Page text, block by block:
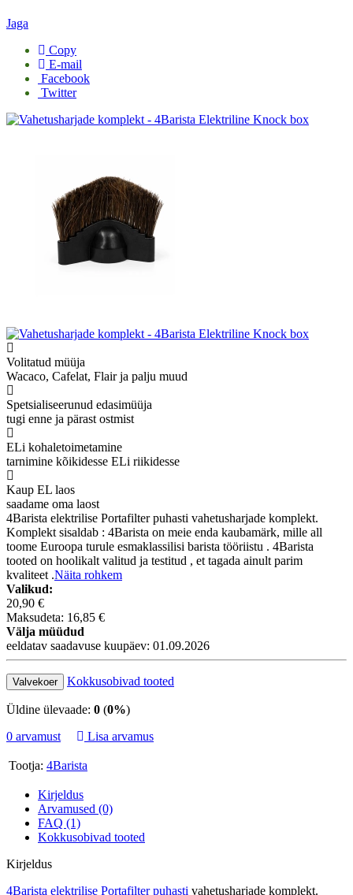
Jaga
Copy
E-mail
Facebook
Twitter
Volitatud müüja
Wacaco, Cafelat, Flair ja palju muud
Spetsialiseerunud edasimüüja
tugi enne ja pärast ostmist
ELi kohaletoimetamine
tarnimine kõikidesse ELi riikidesse
Kaup EL laos
saadame oma laost
4Barista elektrilise Portafilter puhasti vahetusharjade komplekt.
Komplekt sisaldab : 4Barista on meie enda kaubamärk, mille all
toome Euroopa turule esmaklassilisi barista tööriistu . 4Barista
tooted on hoolikalt valitud ja testitud , et tagada ainult parim
kvaliteet .Näita rohkem
Valikud:
20,90 €
Maksudeta: 16,85 €
Välja müüdud
eeldatav saadavuse kuupäev: 01.09.2026
Valvekoer Kokkusobivad tooted
Üldine ülevaade: 0 (0%)
0 arvamust
Lisa arvamus
Tootja: 4Barista
Kirjeldus
Arvamused (0)
FAQ (1)
Kokkusobivad tooted
Kirjeldus
4Barista elektrilise Portafilter puhasti vahetusharjade komplekt.